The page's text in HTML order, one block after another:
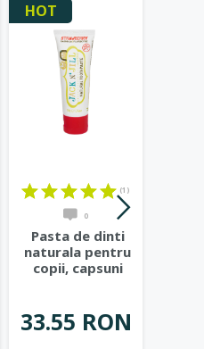
HOT
(1)
0
Pasta de dinti
naturala pentru
copii, capsuni
33.55 RON